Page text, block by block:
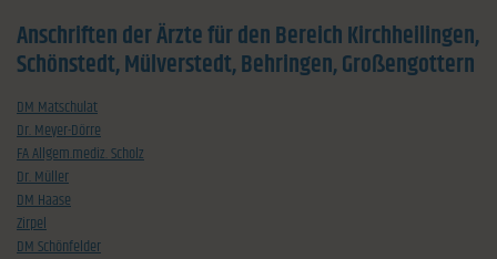
Anschriften der Ärzte für den Bereich Kirchheilingen,
Schönstedt, Mülverstedt, Behringen, Großengottern
DM Matschulat
Dr. Meyer-Dörre
FA Allgem.mediz. Scholz
Dr. Müller
DM Haase
Zirpel
DM Schönfelder